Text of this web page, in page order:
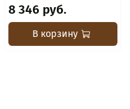
8 346 руб.
В корзину